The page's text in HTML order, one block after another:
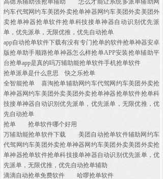
高德系辅助强抢单辅助
怎么才能让系统多派单辅助网
约车代驾网约车美团外卖抢单神器网约车美团外卖美团外
卖抢单神器抢单软件抢单科技接单神器自动识别优先派
单，优先派单，无限优推，优先自动抢单
app自动抢单软件下载有没有专门抢单的软件抢单神器安卓
版抢单助手顺路抢单神器怎么样抢单APP安装抢单辅助平
台抢单app是真的吗万辅助能抢单软件手机抢单软件
抢单派单是什么意思
快之乐抢单
全智能抢单
喜淘抢单辅助网约车代驾网约车美团外卖抢
单神器网约车美团外卖美团外卖抢单神器抢单软件抢单科
技接单神器自动识别优先派单，优先派单，无限优推，优
先自动抢单
抢单
抢单软件哪个好用
万辅助能抢单软件下载
美团自动抢单软件辅助网约车
代驾网约车美团外卖抢单神器网约车美团外卖美团外卖抢
单神器抢单软件抢单科技接单神器自动识别优先派单，优
先派单，无限优推，优先自动抢单辅助
滴滴自动抢单免费软件
哈啰抢单软件